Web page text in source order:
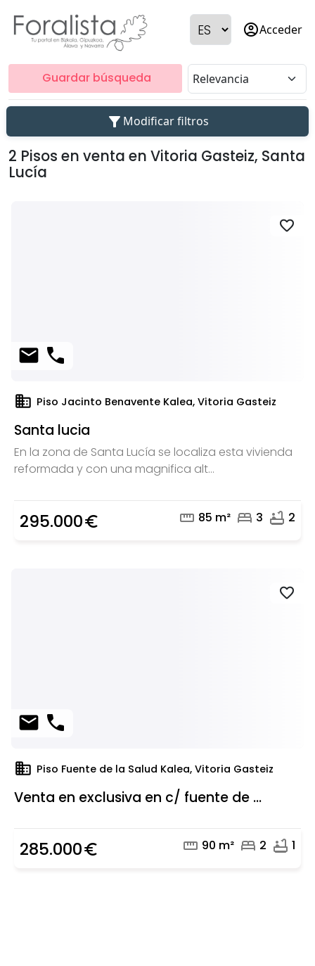
account_circleAcceder
Guardar búsqueda
filter_alt Modificar filtros
2 Pisos en venta en Vitoria Gasteiz, Santa
Lucía
favorite
mail phone
domain Piso Jacinto Benavente Kalea, Vitoria Gasteiz
Santa lucia
En la zona de Santa Lucía se localiza esta vivienda
reformada y con una magnifica alt...
295.000euro_symbol straighten 85 m² bed 3 bathtub 2
favorite
mail phone
domain Piso Fuente de la Salud Kalea, Vitoria Gasteiz
Venta en exclusiva en c/ fuente de ...
285.000euro_symbol straighten 90 m² bed 2 bathtub 1